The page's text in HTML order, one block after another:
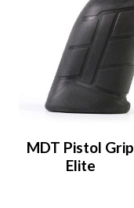
MDT Pistol Grip
Elite